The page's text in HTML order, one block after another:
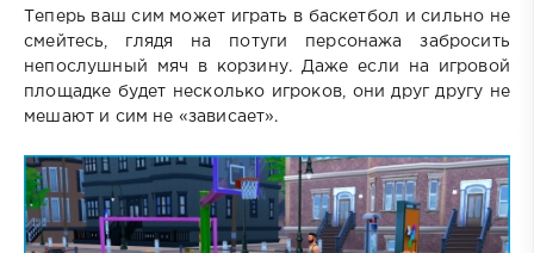
Теперь ваш сим может играть в баскетбол и сильно не
смейтесь, глядя на потуги персонажа забросить
непослушный мяч в корзину. Даже если на игровой
площадке будет несколько игроков, они друг другу не
мешают и сим не «зависает».